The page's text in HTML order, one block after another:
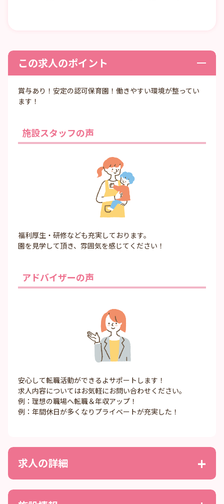
この求人のポイント
賞与あり！安定の認可保育園！働きやすい環境が整ってい
ます！
施設スタッフの声
福利厚生・研修なども充実しております。
園を見学して頂き、雰囲気を感じてください！
アドバイザーの声
安心して転職活動ができるよサポートします！
求人内容についてはお気軽にお問い合わせください。
例：理想の職場へ転職＆年収アップ！
例：年間休日が多くなりプライベートが充実した！
求人の詳細